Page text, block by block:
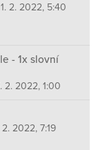
2. 2022, 5:40
- 1x slovní
2. 2022, 1:00
2. 2022, 7:19